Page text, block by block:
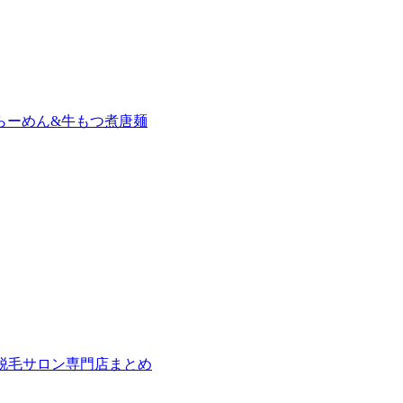
ーめん&牛もつ煮唐麺
毛サロン専門店まとめ